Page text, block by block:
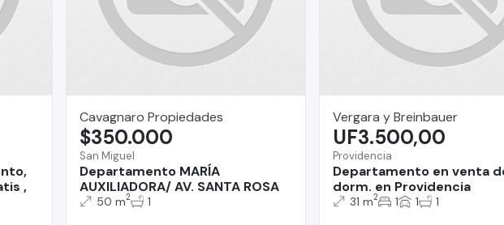
,
Cavagnaro Propiedades
San Miguel
Departamento MARÍA
AUXILIADORA/ AV. SANTA ROSA
$350.000
50 m2 1
Vergara y Breinbauer
Providencia
Departamento en venta
dorm. en Providencia
UF3.500,00
31 m2 1 1 1